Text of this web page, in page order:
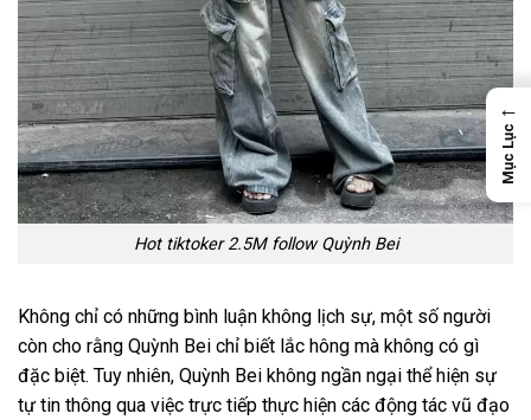
Hot tiktoker 2.5M follow Quỳnh Bei
Không chỉ có những bình luận không lịch sự, một số người
còn cho rằng Quỳnh Bei chỉ biết lắc hông mà không có gì
đặc biệt. Tuy nhiên, Quỳnh Bei không ngần ngại thể hiện sự
tự tin thông qua việc trực tiếp thực hiện các động tác vũ đạo
←
Mục Lục